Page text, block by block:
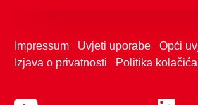
Impressum Uvjeti uporabe
Opći
Izjava o privatnosti
Politika kolačića